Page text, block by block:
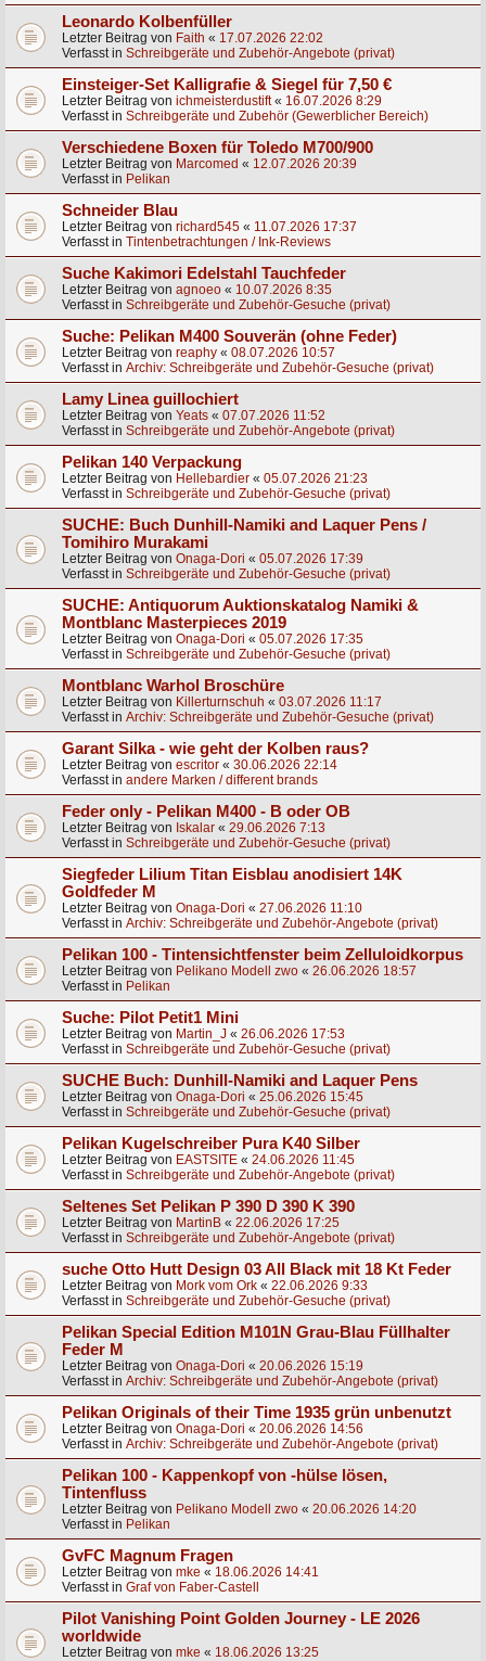
Leonardo Kolbenfüller
Letzter Beitrag von Faith « 17.07.2026 22:02
Verfasst in Schreibgeräte und Zubehör-Angebote (privat)
Einsteiger-Set Kalligrafie & Siegel für 7,50 €
Letzter Beitrag von ichmeisterdustift« 16.07.2026 8:29
Verfasst in Schreibgeräte und Zubehör (Gewerblicher Bereich)
Verschiedene Boxen für Toledo M700/900
Letzter Beitrag von Marcomed « 12.07.2026 20:39
Verfasst in Pelikan
Schneider Blau
Letzter Beitrag von richard545 « 11.07.2026 17:37
Verfasst in Tintenbetrachtungen / Ink-Reviews
Suche Kakimori Edelstahl Tauchfeder
Letzter Beitrag von agnoeo « 10.07.2026 8:35
Verfasst in Schreibgeräte und Zubehör-Gesuche (privat)
Suche: Pelikan M400 Souverän (ohne Feder)
Letzter Beitrag von reaphy « 08.07.2026 10:57
Verfasst in Archiv: Schreibgeräte und Zubehör-Gesuche (privat)
Lamy Linea guillochiert
Letzter Beitrag von Yeats « 07.07.2026 11:52
Verfasst in Schreibgeräte und Zubehör-Angebote (privat)
Pelikan 140 Verpackung
Letzter Beitrag von Hellebardier « 05.07.2026 21:23
Verfasst in Schreibgeräte und Zubehör-Gesuche (privat)
SUCHE: Buch Dunhill-Namiki and Laquer Pens /
Tomihiro Murakami
Letzter Beitrag von Onaga-Dori « 05.07.2026 17:39
Verfasst in Schreibgeräte und Zubehör-Gesuche (privat)
SUCHE: Antiquorum Auktionskatalog Namiki &
Montblanc Masterpieces 2019
Letzter Beitrag von Onaga-Dori « 05.07.2026 17:35
Verfasst in Schreibgeräte und Zubehör-Gesuche (privat)
Montblanc Warhol Broschüre
Letzter Beitrag von Killerturnschuh « 03.07.2026 11:17
Verfasst in Archiv: Schreibgeräte und Zubehör-Gesuche (privat)
Garant Silka - wie geht der Kolben raus?
Letzter Beitrag von escritor « 30.06.2026 22:14
Verfasst in andere Marken / different brands
Feder only - Pelikan M400 - B oder OB
Letzter Beitrag von Iskalar « 29.06.2026 7:13
Verfasst in Schreibgeräte und Zubehör-Gesuche (privat)
Siegfeder Lilium Titan Eisblau anodisiert 14K
Goldfeder M
Letzter Beitrag von Onaga-Dori « 27.06.2026 11:10
Verfasst in Archiv: Schreibgeräte und Zubehör-Angebote (privat)
Pelikan 100 - Tintensichtfenster beim Zelluloidkorpus
Letzter Beitrag von Pelikano Modell zwo « 26.06.2026 18:57
Verfasst in Pelikan
Suche: Pilot Petit1 Mini
Letzter Beitrag von Martin_J « 26.06.2026 17:53
Verfasst in Schreibgeräte und Zubehör-Gesuche (privat)
SUCHE Buch: Dunhill-Namiki and Laquer Pens
Letzter Beitrag von Onaga-Dori « 25.06.2026 15:45
Verfasst in Schreibgeräte und Zubehör-Gesuche (privat)
Pelikan Kugelschreiber Pura K40 Silber
Letzter Beitrag von EASTSITE « 24.06.2026 11:45
Verfasst in Schreibgeräte und Zubehör-Angebote (privat)
Seltenes Set Pelikan P 390 D 390 K 390
Letzter Beitrag von MartinB « 22.06.2026 17:25
Verfasst in Schreibgeräte und Zubehör-Angebote (privat)
suche Otto Hutt Design 03 All Black mit 18 Kt Feder
Letzter Beitrag von Mork vom Ork « 22.06.2026 9:33
Verfasst in Schreibgeräte und Zubehör-Gesuche (privat)
Pelikan Special Edition M101N Grau-Blau Füllhalter
Feder M
Letzter Beitrag von Onaga-Dori « 20.06.2026 15:19
Verfasst in Archiv: Schreibgeräte und Zubehör-Angebote (privat)
Pelikan Originals of their Time 1935 grün unbenutzt
Letzter Beitrag von Onaga-Dori « 20.06.2026 14:56
Verfasst in Archiv: Schreibgeräte und Zubehör-Angebote (privat)
Pelikan 100 - Kappenkopf von -hülse lösen,
Tintenfluss
Letzter Beitrag von Pelikano Modell zwo « 20.06.2026 14:20
Verfasst in Pelikan
GvFC Magnum Fragen
Letzter Beitrag von mke « 18.06.2026 14:41
Verfasst in Graf von Faber-Castell
Pilot Vanishing Point Golden Journey - LE 2026
worldwide
Letzter Beitrag von mke « 18.06.2026 13:25